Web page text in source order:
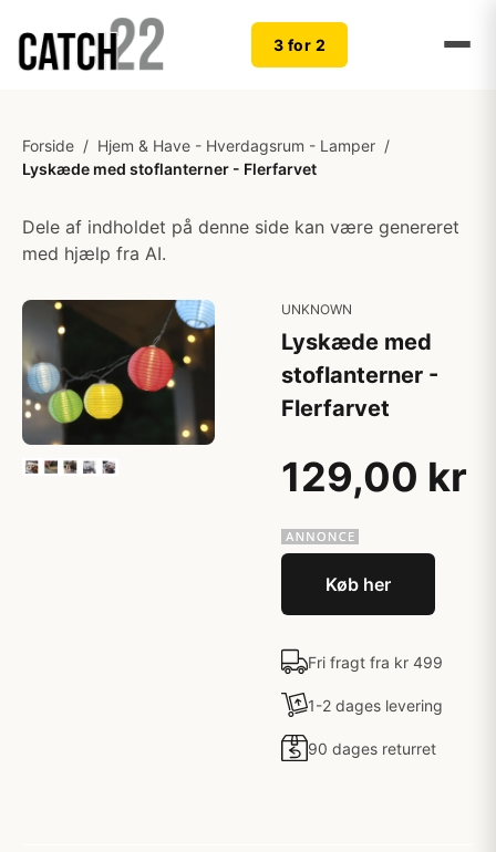
3 for 2
Forside / Hjem & Have - Hverdagsrum - Lamper /
Lyskæde med stoflanterner - Flerfarvet
Dele af indholdet på denne side kan være genereret
med hjælp fra AI.
UNKNOWN
Lyskæde med
stoflanterner -
Flerfarvet
129,00 kr
Køb her
Fri fragt fra kr 499
1-2 dages levering
90 dages returret